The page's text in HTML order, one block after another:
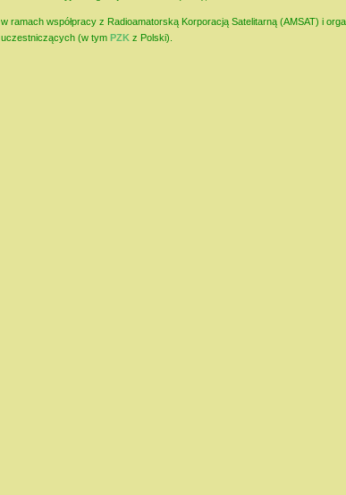
w ramach współpracy z Radioamatorską Korporacją Satelitarną (AMSAT) i
uczestniczących (w tym PZK z Polski).